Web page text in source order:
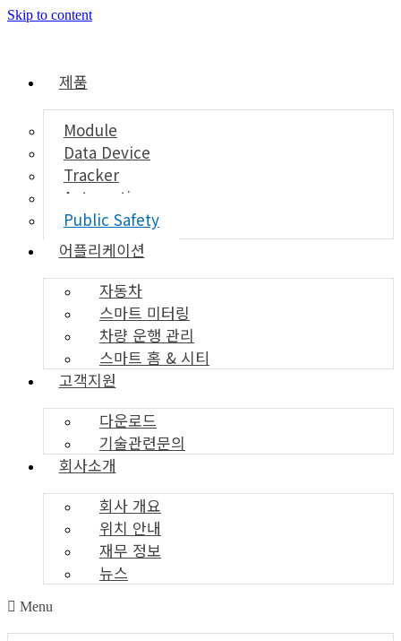
Skip to content
제품
Module
Data Device
Tracker
Automotive
Public Safety
어플리케이션
자동차
스마트 미터링
차량 운행 관리
스마트 홈 & 시티
고객지원
다운로드
기술관련문의
회사소개
회사 개요
위치 안내
재무 정보
뉴스
Menu